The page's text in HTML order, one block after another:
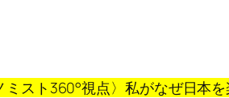
スト360°視点〉私がなぜ日本